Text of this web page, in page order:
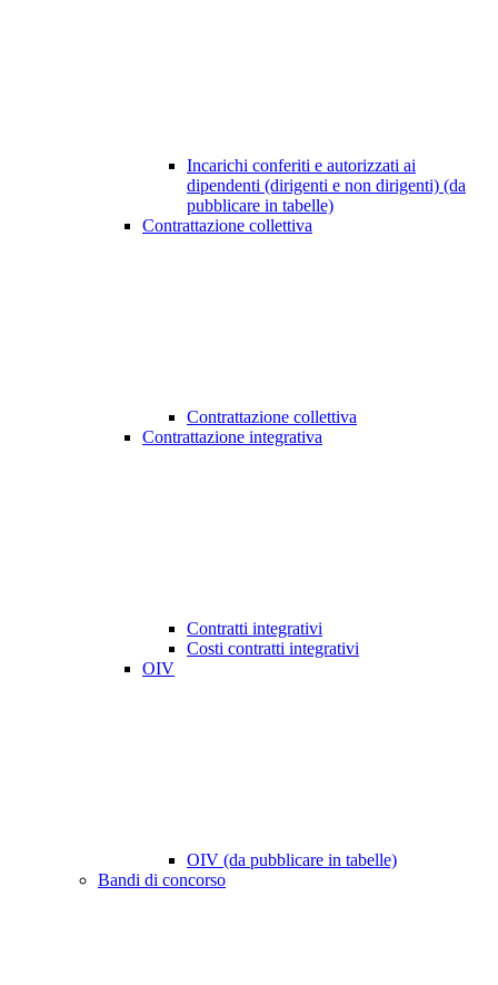
Incarichi conferiti e autorizzati ai
dipendenti (dirigenti e non dirigenti) (da
pubblicare in tabelle)
Contrattazione collettiva
Contrattazione collettiva
Contrattazione integrativa
Contratti integrativi
Costi contratti integrativi
OIV
OIV (da pubblicare in tabelle)
Bandi di concorso